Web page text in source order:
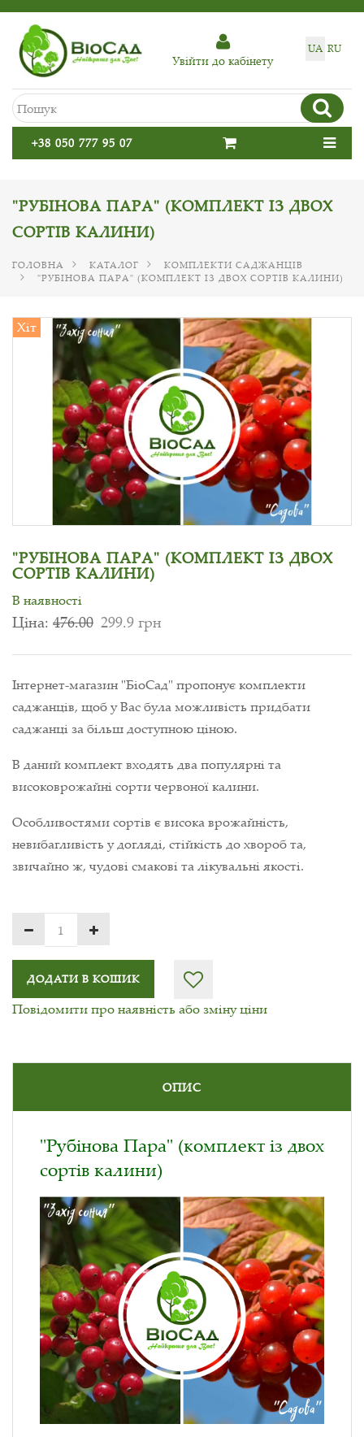
UA RU
Увiйти до кабiнету
+38 050 777 95 07
"РУБІНОВА ПАРА" (КОМПЛЕКТ ІЗ ДВОХ
СОРТІВ КАЛИНИ)
ГОЛОВНА КАТАЛОГ
КОМПЛЕКТИ САДЖАНЦІВ
"РУБІНОВА ПАРА" (КОМПЛЕКТ ІЗ ДВОХ СОРТІВ КАЛИНИ)
Хіт
"РУБІНОВА ПАРА" (КОМПЛЕКТ ІЗ ДВОХ
СОРТІВ КАЛИНИ)
В наявності
Ціна: 476.00 299.9 грн
Інтернет-магазин "БіоСад" пропонує комплекти
саджанців, щоб у Вас була можливість придбати
саджанці за більш доступною ціною.
В даний комплект входять два популярні та
високоврожайні сорти червоної калини.
Особливостями сортів є висока врожайність,
невибагливість у догляді, стійкість до хвороб та,
звичайно ж, чудові смакові та лікувальні якості.
ДОДАТИ В КОШИК
Повідомити про наявність або зміну ціни
ОПИС
"Рубінова Пара" (комплект із двох
сортів калини)